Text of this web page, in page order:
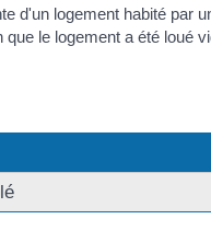
d'un logement habité par
que le logement a été loué